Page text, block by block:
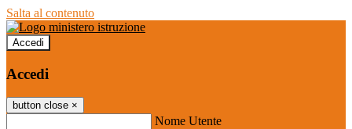
Salta al contenuto
Accedi
Accedi
button close ×
Nome Utente